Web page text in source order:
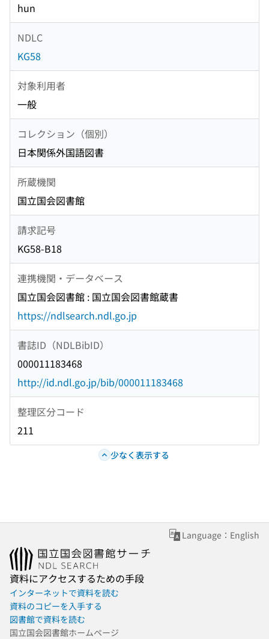
hun
NDLC
KG58
対象利用者
一般
コレクション（個別）
日本関係外国語図書
所蔵機関
国立国会図書館
請求記号
KG58-B18
連携機関・データベース
国立国会図書館 : 国立国会図書館蔵書
https://ndlsearch.ndl.go.jp
書誌ID（NDLBibID）
000011183468
http://id.ndl.go.jp/bib/000011183468
整理区分コード
211
少なく表示する
Language：English
資料にアクセスするための手段
インターネットで資料を読む
資料のコピーを入手する
図書館で資料を読む
国立国会図書館ホームページ